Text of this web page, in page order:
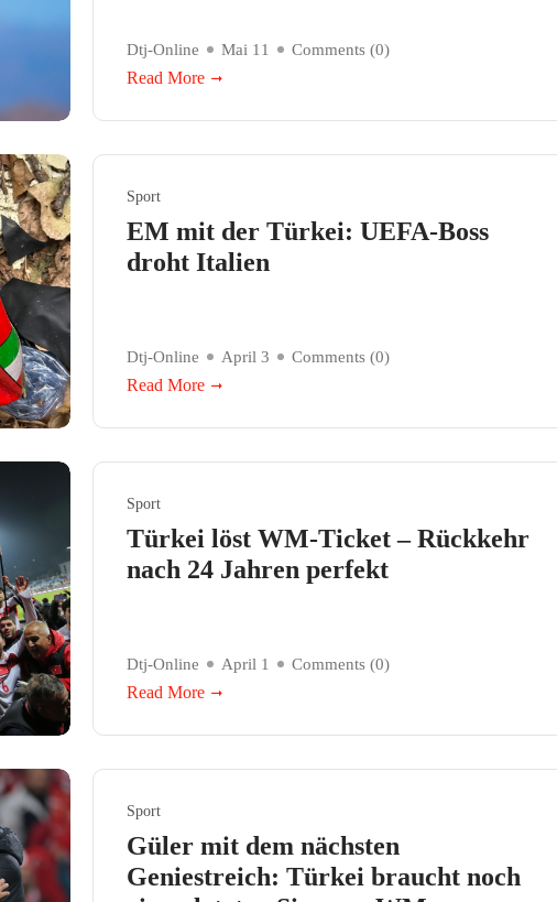
Dtj-Online Mai 11 Comments (0)
Read More
Sport
EM mit der Türkei: UEFA-Boss
droht Italien
Dtj-Online April 3 Comments (0)
Read More
Sport
Türkei löst WM-Ticket – Rückkehr
nach 24 Jahren perfekt
Dtj-Online April 1 Comments (0)
Read More
Sport
Güler mit dem nächsten
Geniestreich: Türkei braucht noch